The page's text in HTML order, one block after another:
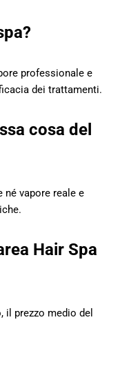
professionale e
dei trattamenti.
cosa del
né vapore reale e
Hair Spa
il prezzo medio del